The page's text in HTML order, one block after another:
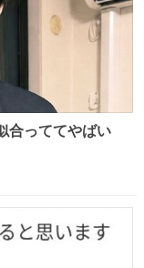
合っててやばい